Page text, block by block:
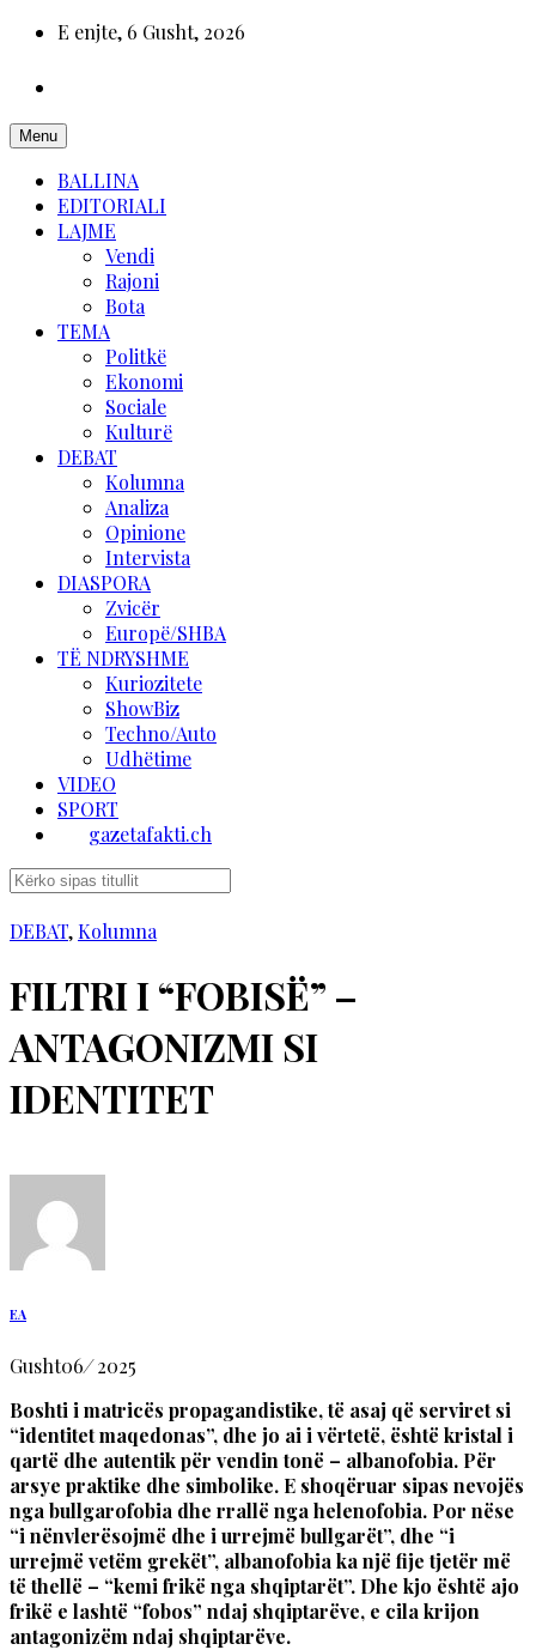
E enjte, 6 Gusht, 2026
Menu
BALLINA
EDITORIALI
LAJME
Vendi
Rajoni
Bota
TEMA
Politkë
Ekonomi
Sociale
Kulturë
DEBAT
Kolumna
Analiza
Opinione
Intervista
DIASPORA
Zvicër
Europë/SHBA
TË NDRYSHME
Kuriozitete
ShowBiz
Techno/Auto
Udhëtime
VIDEO
SPORT
gazetafakti.ch
DEBAT,Kolumna
FILTRI I “FOBISË” –
ANTAGONIZMI SI
IDENTITET
EA
Gusht06/2025
Boshti i matricës propagandistike, të asaj që serviret si
“identitet maqedonas”, dhe jo ai i vërtetë, është kristal i
qartë dhe autentik për vendin tonë – albanofobia. Për
arsye praktike dhe simbolike. E shoqëruar sipas nevojës
nga bullgarofobia dhe rrallë nga helenofobia. Por nëse
“i nënvlerësojmë dhe i urrejmë bullgarët”, dhe “i
urrejmë vetëm grekët”, albanofobia ka një fije tjetër më
të thellë – “kemi frikë nga shqiptarët”. Dhe kjo është ajo
frikë e lashtë “fobos” ndaj shqiptarëve, e cila krijon
antagonizëm ndaj shqiptarëve.